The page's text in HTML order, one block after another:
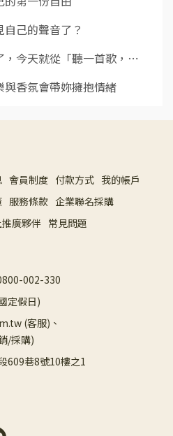
己的聲音了？
，今天就從「聽一首歌，⋯
與香氛會帶妳擁抱情緒
會員制度 付款方式 我的帳戶
服務條款 企業聯名採購
廣夥伴 常見問題
002-330
定假日)
(客服)、
/採購)
609巷8號10樓之1